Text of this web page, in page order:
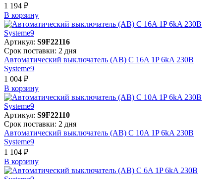
1 194 ₽
В корзинy
Артикул: S9F22116
Срок поставки: 2 дня
Автоматический выключатель (АВ) C 16A 1P 6kA 230В
Systeme9
1 004 ₽
В корзинy
Артикул: S9F22110
Срок поставки: 2 дня
Автоматический выключатель (АВ) C 10A 1P 6kA 230В
Systeme9
1 104 ₽
В корзинy